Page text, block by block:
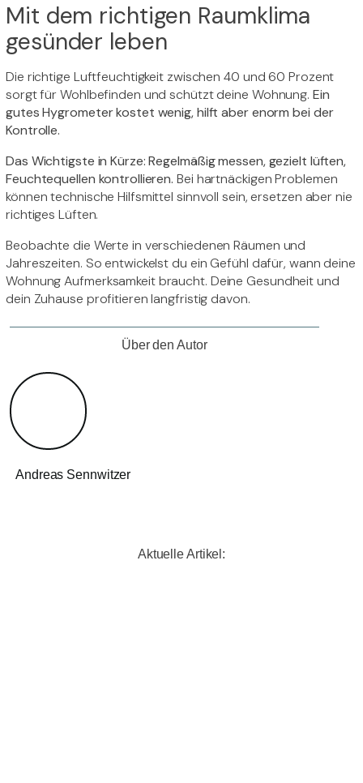
Mit dem richtigen Raumklima
gesünder leben
Die richtige Luftfeuchtigkeit zwischen 40 und 60 Prozent
sorgt für Wohlbefinden und schützt deine Wohnung. Ein
gutes Hygrometer kostet wenig, hilft aber enorm bei der
Kontrolle.
Das Wichtigste in Kürze: Regelmäßig messen, gezielt lüften,
Feuchtequellen kontrollieren. Bei hartnäckigen Problemen
können technische Hilfsmittel sinnvoll sein, ersetzen aber nie
richtiges Lüften.
Beobachte die Werte in verschiedenen Räumen und
Jahreszeiten. So entwickelst du ein Gefühl dafür, wann deine
Wohnung Aufmerksamkeit braucht. Deine Gesundheit und
dein Zuhause profitieren langfristig davon.
Über den Autor
Andreas Sennwitzer
Aktuelle Artikel: